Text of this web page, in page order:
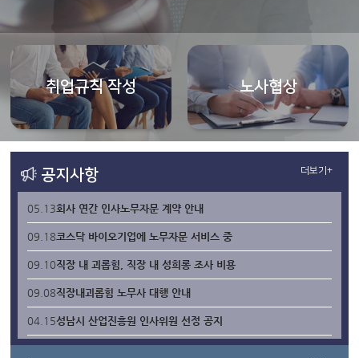
취업규칙 작성 노사협상
공지사항
05.13회사 연간 인사노무자문 계약 안내
09.18코스닥 바이오기업에 노무자문 서비스 중
09.10직장 내 괴롭힘, 직장 내 성희롱 조사 비용
09.08직장내괴롭힘 노무사 대행 안내
04.15성남시 산업진흥원 인사위원 선정 공지
더보기+